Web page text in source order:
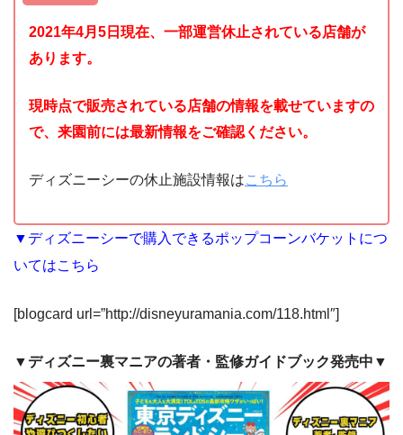
2021年4月5日現在、一部運営休止されている店舗が
あります。
現時点で販売されている店舗の情報を載せていますの
で、来園前には最新情報をご確認ください。
ディズニーシーの休止施設情報はこちら
▼ディズニーシーで購入できるポップコーンバケットにつ
いてはこちら
[blogcard url=”http://disneyuramania.com/118.html″]
▼ディズニー裏マニアの著者・監修ガイドブック発売中▼